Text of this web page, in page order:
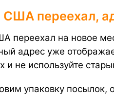
США переехал,
переехал на новое
адрес уже
и не используйте
упаковку посылок,